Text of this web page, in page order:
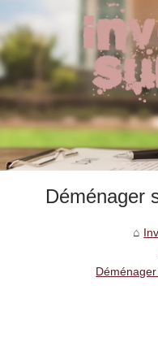
Déménager